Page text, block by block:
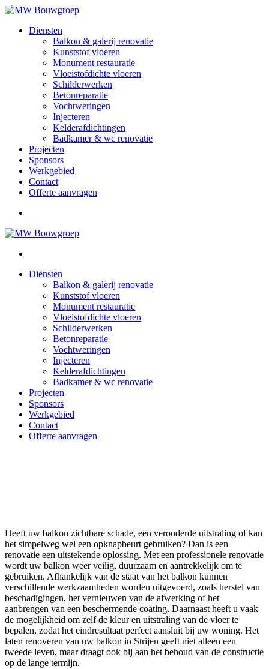
Diensten
Balkon & galerij renovatie
Kunststof vloeren
Monument restauratie
Vloeistofdichte vloeren
Schilderwerken
Betonreparatie
Vochtweringen
Injecteren
Kelderafdichtingen
Badkamer & wc renovatie
Projecten
Sponsors
Werkgebied
Contact
Offerte aanvragen
Diensten
Balkon & galerij renovatie
Kunststof vloeren
Monument restauratie
Vloeistofdichte vloeren
Schilderwerken
Betonreparatie
Vochtweringen
Injecteren
Kelderafdichtingen
Badkamer & wc renovatie
Projecten
Sponsors
Werkgebied
Contact
Offerte aanvragen
Heeft uw balkon zichtbare schade, een verouderde uitstraling of kan
het simpelweg wel een opknapbeurt gebruiken? Dan is een
renovatie een uitstekende oplossing. Met een professionele renovatie
wordt uw balkon weer veilig, duurzaam en aantrekkelijk om te
gebruiken. Afhankelijk van de staat van het balkon kunnen
verschillende werkzaamheden worden uitgevoerd, zoals herstel van
beschadigingen, het vernieuwen van de afwerking of het
aanbrengen van een beschermende coating. Daarnaast heeft u vaak
de mogelijkheid om zelf de kleur en uitstraling van de vloer te
bepalen, zodat het eindresultaat perfect aansluit bij uw woning. Het
laten renoveren van uw balkon in Strijen geeft niet alleen een
tweede leven, maar draagt ook bij aan het behoud van de constructie
op de lange termijn.